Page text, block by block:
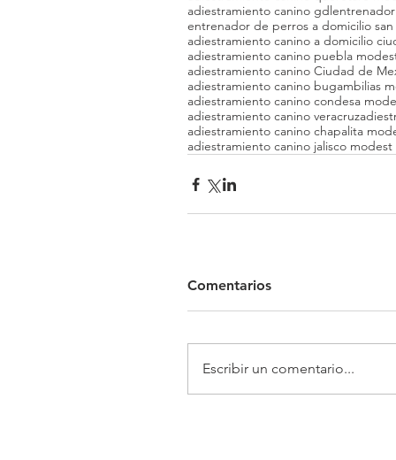
adiestramiento canino gdl
entrenador de perros a domicilio
adiestramiento canino a domicilio
adiestramiento canino puebla
adiestramiento canino Ciudad de
adiestramiento canino bugambilias
adiestramiento canino condesa
adiestramiento canino veracruz
adiestramiento canino chapalita
adiestramiento canino jalisco
Comentarios
Escribir un comentario...